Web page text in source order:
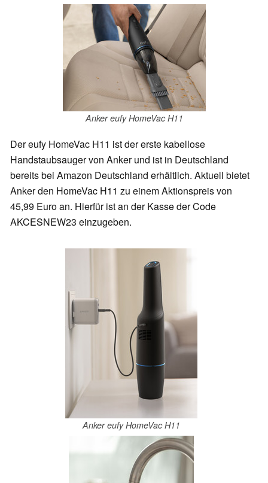
Anker eufy HomeVac H11
Der eufy HomeVac H11 ist der erste kabellose
Handstaubsauger von Anker und ist in Deutschland
bereits bei Amazon Deutschland erhältlich. Aktuell bietet
Anker den HomeVac H11 zu einem Aktionspreis von
45,99 Euro an. Hierfür ist an der Kasse der Code
AKCESNEW23 einzugeben.
Anker eufy HomeVac H11